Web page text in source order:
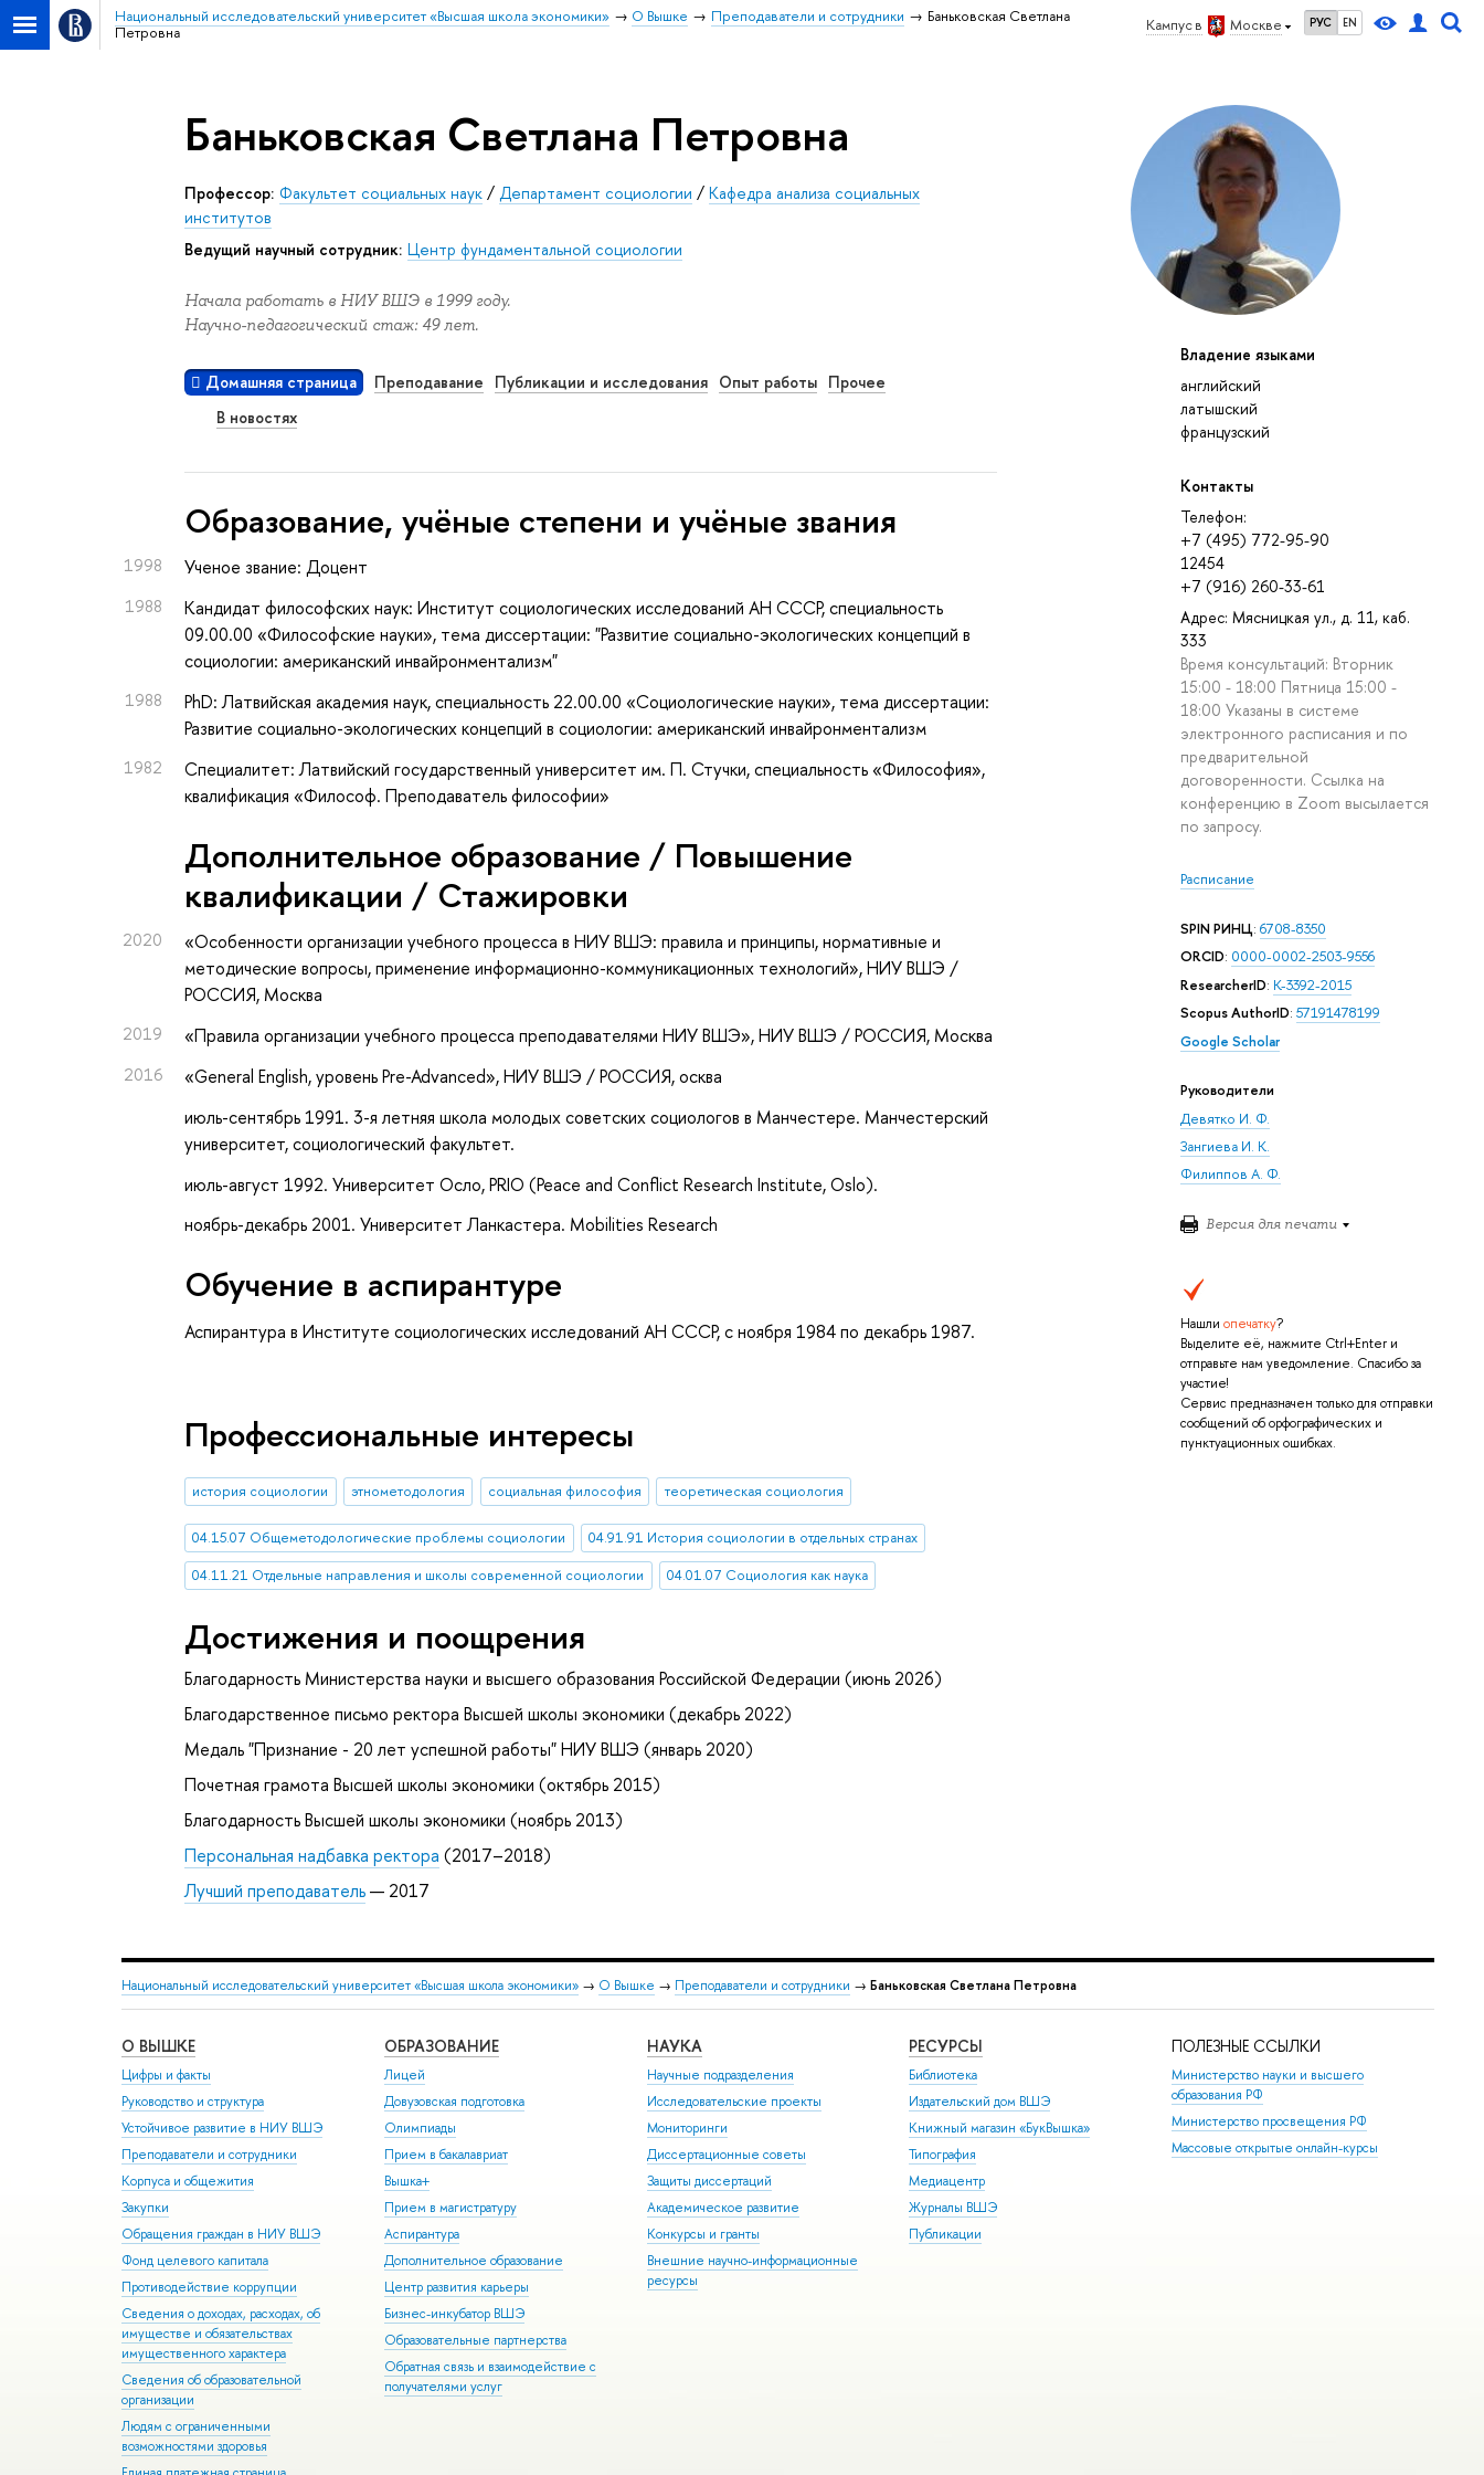
Кампус в Москве РУС EN
Национальный исследовательский университет «Высшая школа экономики» О Вышке Преподаватели и сотрудники
Баньковская Светлана
Петровна
Владение языками
английский
латышский
французский
Контакты
Телефон:
+7 (495) 772-95-90
12454
+7 (916) 260-33-61
Адрес: Мясницкая ул., д. 11, каб.
333
Время консультаций: Вторник
15:00 - 18:00 Пятница 15:00 -
18:00 Указаны в системе
электронного расписания и по
предварительной
договоренности. Ссылка на
конференцию в Zoom высылается
по запросу.
Расписание
SPIN РИНЦ: 6708-8350
ORCID: 0000-0002-2503-9556
ResearcherID: K-3392-2015
Scopus AuthorID: 57191478199
Google Scholar
Руководители
Девятко И. Ф.
Зангиева И. К.
Филиппов А. Ф.
Версия для печати
Нашли опечатку?
Выделите её, нажмите Ctrl+Enter и
отправьте нам уведомление. Спасибо за
участие!
Сервис предназначен только для отправки
сообщений об орфографических и
пунктуационных ошибках.
Баньковская Светлана Петровна
Профессор: Факультет социальных наук / Департамент социологии /Кафедра анализа социальных
институтов
ведущий научный сотрудник: Центр фундаментальной социологии
Начала работать в НИУ ВШЭ в 1999 году.
Научно-педагогический стаж: 49 лет.
Домашняя страница Преподавание Публикации и исследования Опыт работы Прочее
В новостях
Oбразование, учёные степени и учёные звания
1998 Ученое звание: Доцент
1988
Кандидат философских наук: Институт социологических исследований АН СССР, специальность
09.00.00 «Философские науки», тема диссертации: "Развитие социально-экологических концепций в
социологии: американский инвайронментализм"
1988
PhD: Латвийская академия наук, специальность 22.00.00 «Социологические науки», тема диссертации:
Развитие социально-экологических концепций в социологии: американский инвайронментализм
1982
Специалитет: Латвийский государственный университет им. П. Стучки, специальность «Философия»,
квалификация «Философ. Преподаватель философии»
Дополнительное образование / Повышение
квалификации / Стажировки
2020
«Особенности организации учебного процесса в НИУ ВШЭ: правила и принципы, нормативные и
методические вопросы, применение информационно-коммуникационных технологий», НИУ ВШЭ /
РОССИЯ, Москва
2019 «Правила организации учебного процесса преподавателями НИУ ВШЭ», НИУ ВШЭ / РОССИЯ, Москва
2016 «General English, уровень Pre-Advanced», НИУ ВШЭ / РОССИЯ, осква
июль-сентябрь 1991. 3-я летняя школа молодых советских социологов в Манчестере. Манчестерский
университет, социологический факультет.
июль-август 1992. Университет Осло, PRIO (Peace and Conflict Research Institute, Oslo).
ноябрь-декабрь 2001. Университет Ланкастера. Mobilities Research
Обучение в аспирантуре
Аспирантура в Институте социологических исследований АН СССР, с ноября 1984 по декабрь 1987.
Профессиональные интересы
история социологии этнометодология социальная философия теоретическая социология
04.15.07 Общеметодологические проблемы социологии
04.91.91 История социологии в отдельных странах
04.11.21 Отдельные направления и школы современной социологии
04.01.07 Социология как наука
Достижения и поощрения
Благодарность Министерства науки и высшего образования Российской Федерации (июнь 2026)
Благодарственное письмо ректора Высшей школы экономики (декабрь 2022)
Медаль "Признание - 20 лет успешной работы" НИУ ВШЭ (январь 2020)
Почетная грамота Высшей школы экономики (октябрь 2015)
Благодарность Высшей школы экономики (ноябрь 2013)
Персональная надбавка ректора (2017–2018)
Лучший преподаватель— 2017
Национальный исследовательский университет «Высшая школа экономики» → О Вышке → Преподаватели и сотрудники → Баньковская Светлана Петровна
О ВЫШКЕ
Цифры и факты
Руководство и структура
Устойчивое развитие в НИУ ВШЭ
Преподаватели и сотрудники
Корпуса и общежития
Закупки
Обращения граждан в НИУ ВШЭ
Фонд целевого капитала
Противодействие коррупции
Сведения о доходах, расходах, об
имуществе и обязательствах
имущественного характера
Сведения об образовательной
организации
Людям с ограниченными
возможностями здоровья
ОБРАЗОВАНИЕ
Лицей
Довузовская подготовка
Олимпиады
Прием в бакалавриат
Вышка+
Прием в магистратуру
Аспирантура
Дополнительное образование
Центр развития карьеры
Бизнес-инкубатор ВШЭ
Образовательные партнерства
Обратная связь и взаимодействие с
получателями услуг
НАУКА
Научные подразделения
Исследовательские проекты
Мониторинги
Диссертационные советы
Защиты диссертаций
Академическое развитие
Конкурсы и гранты
Внешние научно-информационные
ресурсы
РЕСУРСЫ
Библиотека
Издательский дом ВШЭ
Книжный магазин «БукВышка»
Типография
Медиацентр
Журналы ВШЭ
Публикации
ПОЛЕЗНЫЕ ССЫЛКИ
Министерство науки и высшего
образования РФ
Министерство просвещения РФ
Массовые открытые онлайн-курсы